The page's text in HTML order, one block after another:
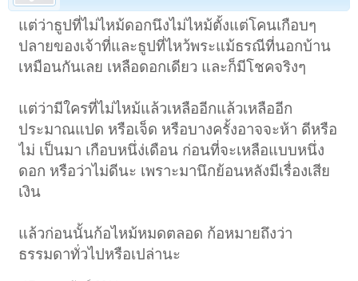
แต่ว่าธูปที่ไม่ไหม้ดอกนึงไม่ไหม้ตั้งแต่โคนเกือบๆ
ปลายของเจ้าที่และธูปที่ไหว้พระแม้ธรณีที่นอกบ้าน
เหมือนกันเลย เหลือดอกเดียว และก็มีโชคจริงๆ
แต่ว่ามีใครที่ไม่ไหม้แล้วเหลืออีกแล้วเหลืออีก
ประมาณแปด หรือเจ็ด หรือบางครั้งอาจจะห้า ดีหรือ
ไม่ เป็นมา เกือบหนึ่ง่เดือน ก่อนที่จะเหลือแบบหนึ่ง
ดอก หรือว่าไม่ดีนะ เพราะมานึกย้อนหลังมีเรื่องเสีย
เงิน
แล้วก่อนนั้นก้อไหม้หมดตลอด ก้อหมายถึงว่า
ธรรมดาทั่วไปหรือเปล่านะ